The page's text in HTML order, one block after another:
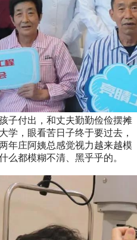
子付出，和丈夫勤勤俭俭摆摊
学，眼看苦日子终于要过去，
年庄阿姨总感觉视力越来越模
么都模糊不清、黑乎乎的。